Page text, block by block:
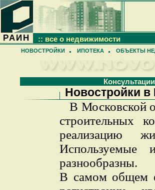
РАИН :: все о недвижимости
НОВОСТРОЙКИ ИПОТЕКА ОБЪЕКТЫ
Новостройки
В Московской
строительных
реализацию
разнообразны.
В самом общем